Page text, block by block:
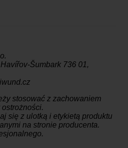
Šumbark 736 01,
stosować z zachowaniem
się z ulotką i etykietą produktu
na stronie producenta.